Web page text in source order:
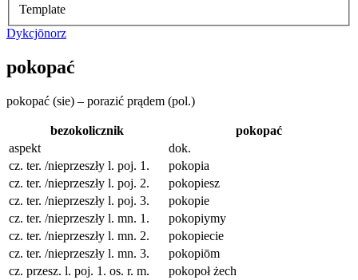
Template
Dykcjōnorz
pokopać
pokopać (sie) – porazić prądem (pol.)
bezokolicznik
pokopać
aspekt
dok.
cz. ter. /nieprzeszły l. poj. 1.
pokopia
cz. ter. /nieprzeszły l. poj. 2.
pokopiesz
cz. ter. /nieprzeszły l. poj. 3.
pokopie
cz. ter. /nieprzeszły l. mn. 1.
pokopiymy
cz. ter. /nieprzeszły l. mn. 2.
pokopiecie
cz. ter. /nieprzeszły l. mn. 3.
pokopiōm
cz. przesz. l. poj. 1. os. r. m.
pokopoł żech